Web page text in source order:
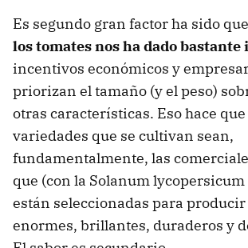
Es segundo gran factor ha sido que
los tomates nos ha dado bastante
incentivos económicos y
priorizan el tamaño (y el peso)
otras características. Eso hace que
variedades que se cultivan sean,
fundamentalmente, las
que (con la Solanum lycopersicum
están seleccionadas para
enormes, brillantes, duraderos y